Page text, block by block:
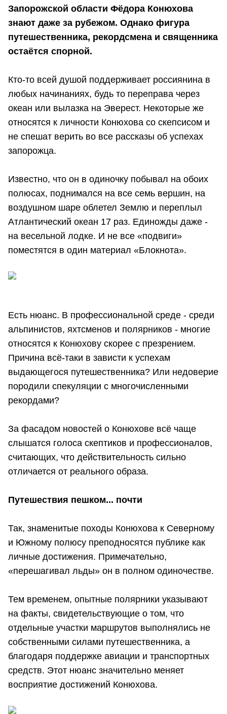
Запорожской области Фёдора Конюхова
знают даже за рубежом. Однако фигура
путешественника, рекордсмена и священника
остаётся спорной.
Кто-то всей душой поддерживает россиянина в
любых начинаниях, будь то переправа через
океан или вылазка на Эверест. Некоторые же
относятся к личности Конюхова со скепсисом и
не спешат верить во все рассказы об успехах
запорожца.
Известно, что он в одиночку побывал на обоих
полюсах, поднимался на все семь вершин, на
воздушном шаре облетел Землю и переплыл
Атлантический океан 17 раз. Единожды даже -
на весельной лодке. И не все «подвиги»
поместятся в один материал «Блокнота».
Есть нюанс. В профессиональной среде - среди
альпинистов, яхтсменов и полярников - многие
относятся к Конюхову скорее с презрением.
Причина всё-таки в зависти к успехам
выдающегося путешественника? Или недоверие
породили спекуляции с многочисленными
рекордами?
За фасадом новостей о Конюхове всё чаще
слышатся голоса скептиков и профессионалов,
считающих, что действительность сильно
отличается от реального образа.
Путешествия пешком... почти
Так, знаменитые походы Конюхова к Северному
и Южному полюсу преподносятся публике как
личные достижения. Примечательно,
«перешагивал льды» он в полном одиночестве.
Тем временем, опытные полярники указывают
на факты, свидетельствующие о том, что
отдельные участки маршрутов выполнялись не
собственными силами путешественника, а
благодаря поддержке авиации и транспортных
средств. Этот нюанс значительно меняет
восприятие достижений Конюхова.